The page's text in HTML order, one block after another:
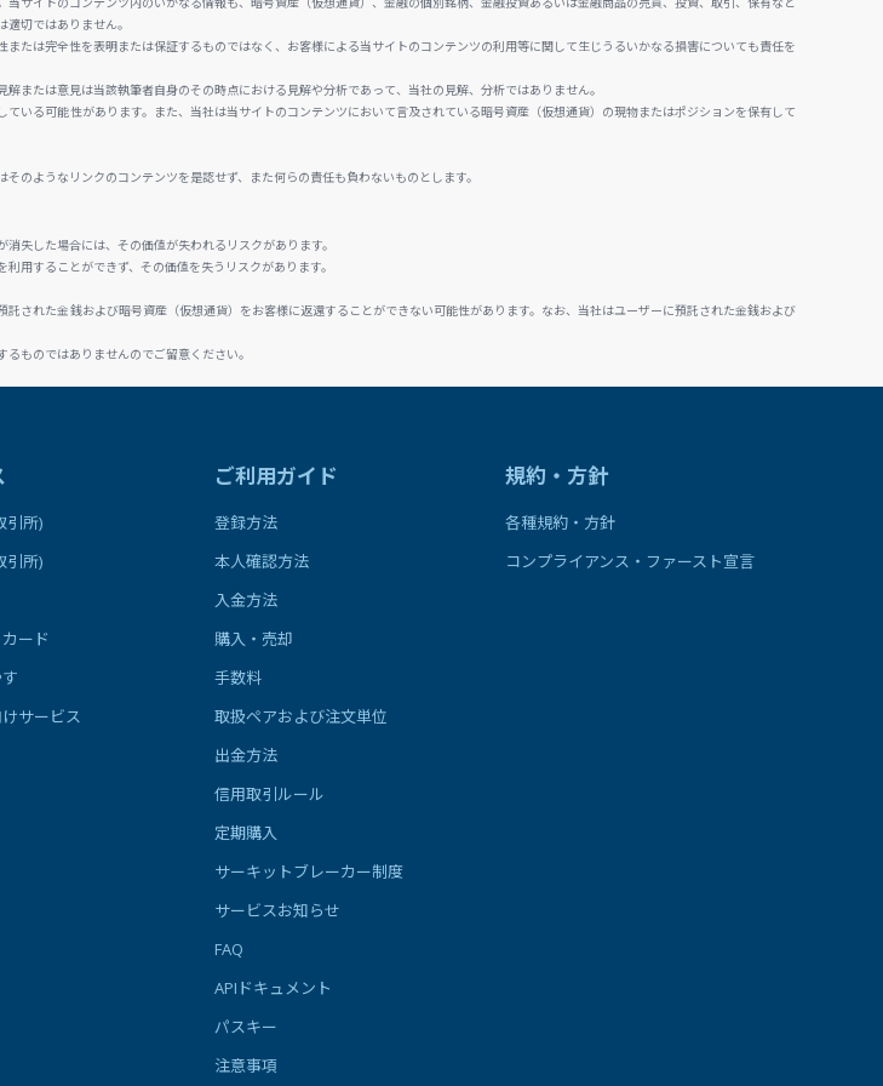
切ではありません。
たは完全性を表明または保証するものではなく、お客様による当サイトのコンテンツの利用等に関して生じうるいかなる損害についても責任を
または意見は当該執筆者自身のその時点における見解や分析であって、当社の見解、分析ではありません。
いる可能性があります。また、当社は当サイトのコンテンツにおいて言及されている暗号資産（仮想通貨）の現物またはポジションを保有して
のようなリンクのコンテンツを是認せず、また何らの責任も負わないものとします。
失した場合には、その価値が失われるリスクがあります。
用することができず、その価値を失うリスクがあります。
された金銭および暗号資産（仮想通貨）をお客様に返還することができない可能性があります。なお、当社はユーザーに預託された金銭および
ものではありませんのでご留意ください。
引所)
引所)
ード
サービス
ご利用ガイド
登録方法
本人確認方法
入金方法
購入・売却
手数料
取扱ペアおよび注文単位
出金方法
信用取引ルール
定期購入
サーキットブレーカー制度
サービスお知らせ
FAQ
APIドキュメント
パスキー
注意事項
規約・方針
各種規約・方針
コンプライアンス・ファースト宣言